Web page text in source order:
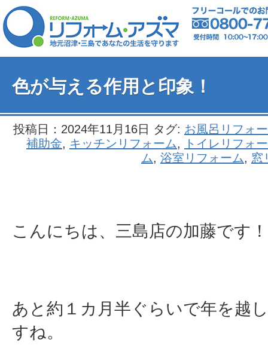
色が与える作用と印象！
投稿日：2024年11月16日 タグ: お風呂リフォ
補助金, キッチンリフォーム,
トイレリフォ
ム, 浴室リフォーム, 窓
こんにちは、三島店の加藤です！
あと約１カ月半ぐらいで年を越
すね。